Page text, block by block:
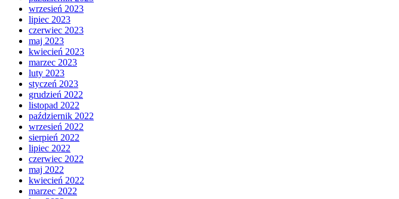
wrzesień 2023
lipiec 2023
czerwiec 2023
maj 2023
kwiecień 2023
marzec 2023
luty 2023
styczeń 2023
grudzień 2022
listopad 2022
październik 2022
wrzesień 2022
sierpień 2022
lipiec 2022
czerwiec 2022
maj 2022
kwiecień 2022
marzec 2022